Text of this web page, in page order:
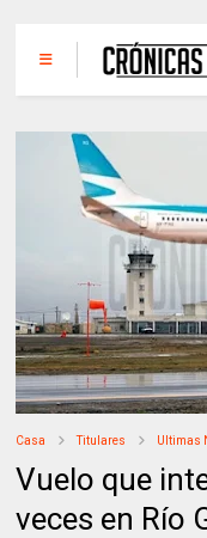
Casa Titulares Ultimas
Vuelo que
veces en Río